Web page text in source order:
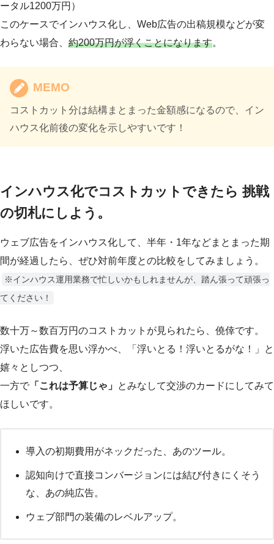
ータル1200万円）
このケースでインハウス化し、Web広告の出稿規模などが変
わらない場合、 約200万円が浮くことになります。
MEMO
コストカット分は結構まとまった金額感になるので、イン
ハウス化前後の変化を示しやすいです！
インハウス化でコストカットできたら 挑戦
の切札にしよう。
ウェブ広告をインハウス化して、半年・1年などまとまった期
間が経過したら、ぜひ対前年度との比較をしてみましょう。
※インハウス運用業務で忙しいかもしれませんが、踏ん張って頑張っ
てください！
数十万～数百万円のコストカットが見られたら、僥倖です。
浮いた広告費を思い浮かべ、「浮いとる！浮いとるがな！」と
嬉々としつつ、
一方で 「これは予算じゃ」 とみなして交渉のカードにしてみて
ほしいです。
導入の初期費用がネックだった、あのツール。
認知向けで直接コンバージョンには結び付きにくそう
な、あの純広告。
ウェブ部門の装備のレベルアップ。